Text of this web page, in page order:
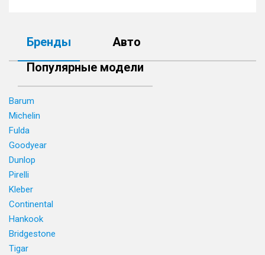
Бренды
Авто
Популярные модели
Barum
Michelin
Fulda
Goodyear
Dunlop
Pirelli
Kleber
Continental
Hankook
Bridgestone
Tigar